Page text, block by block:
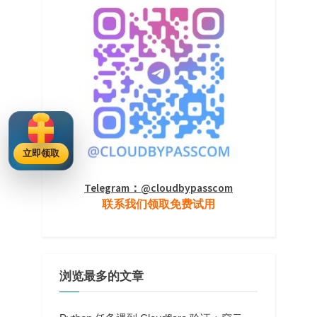
Telegram：@cloudbypasscom
联系我们领取免费试用
浏览最多的文章
立即领取